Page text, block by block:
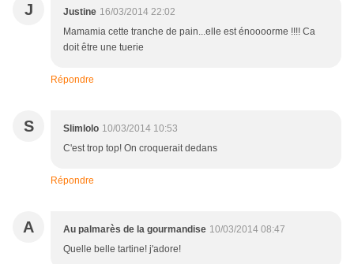
J Justine 16/03/2014 22:02
Mamamia cette tranche de pain...elle est énoooorme !!!! Ca
doit être une tuerie
Répondre
S Slimlolo 10/03/2014 10:53
C'est trop top! On croquerait dedans
Répondre
A Au palmarès de la gourmandise 10/03/2014 08:47
Quelle belle tartine! j'adore!